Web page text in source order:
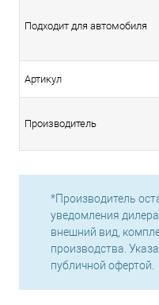
Подходит для автомобиля
Артикул
Производитель
*Производитель
уведомления
внешний вид,
производства.
публичной офертой.